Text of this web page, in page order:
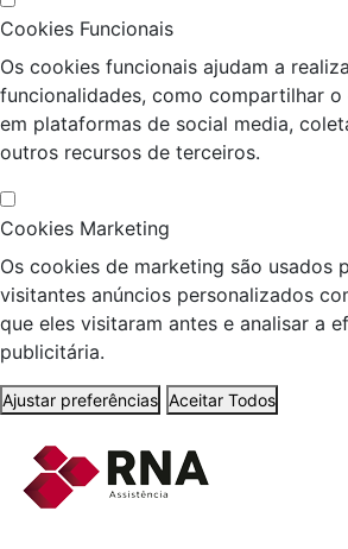
Cookies Funcionais
Os cookies funcionais ajudam a
funcionalidades, como compartilhar
em plataformas de social media,
outros recursos de terceiros.
Cookies Marketing
Os cookies de marketing são usados
visitantes anúncios personalizados
que eles visitaram antes e analisar a
publicitária.
Ajustar preferências Aceitar Todos